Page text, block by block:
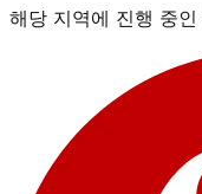
해당 지역에 진행 중